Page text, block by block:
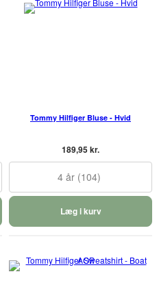
Tommy Hilfiger Bluse - Hvid
189,95 kr.
4 år (104)
Læg i kurv